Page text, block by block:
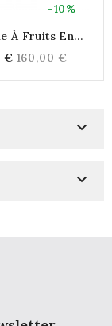
-10%
À Fruits En
Artisanal À
Pour Centre
€ Regular
price
160,00 €

